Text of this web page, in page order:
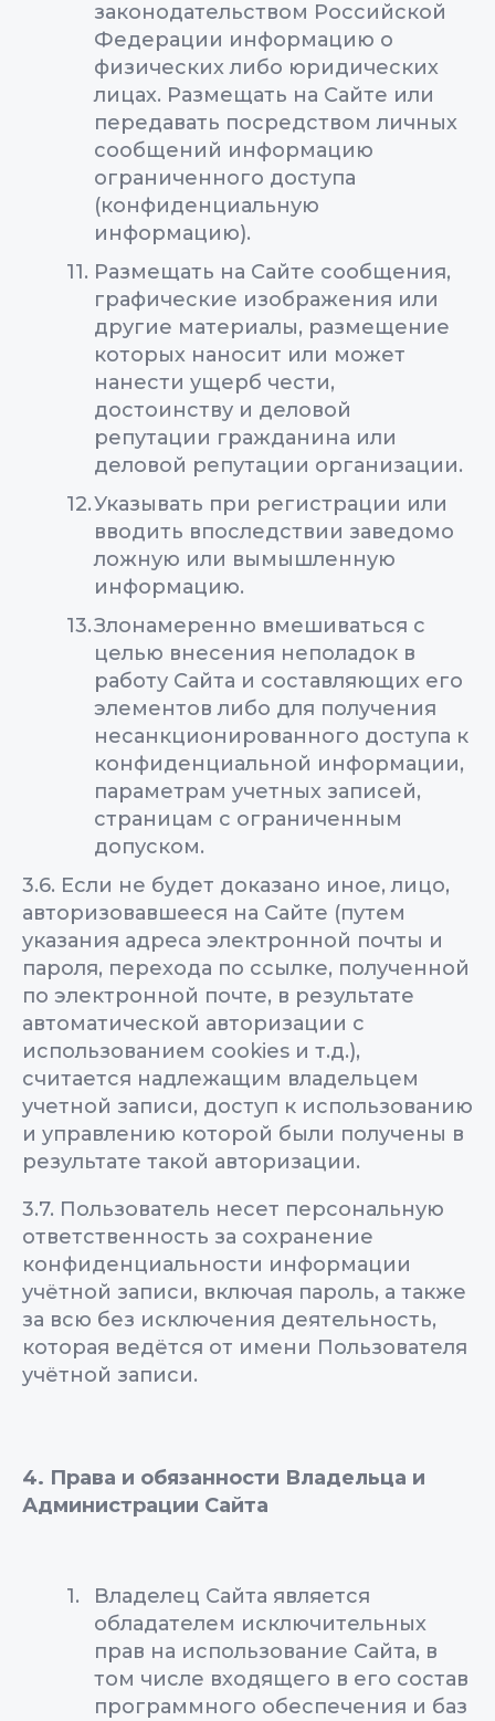
законодательством Российской
Федерации информацию о
физических либо юридических
лицах. Размещать на Сайте или
передавать посредством личных
сообщений информацию
ограниченного доступа
(конфиденциальную
информацию).
Размещать на Сайте сообщения,
графические изображения или
другие материалы, размещение
которых наносит или может
нанести ущерб чести,
достоинству и деловой
репутации гражданина или
деловой репутации организации.
Указывать при регистрации или
вводить впоследствии заведомо
ложную или вымышленную
информацию.
Злонамеренно вмешиваться с
целью внесения неполадок в
работу Сайта и составляющих его
элементов либо для получения
несанкционированного доступа к
конфиденциальной информации,
параметрам учетных записей,
страницам с ограниченным
допуском.
3.6. Если не будет доказано иное, лицо,
авторизовавшееся на Сайте (путем
указания адреса электронной почты и
пароля, перехода по ссылке, полученной
по электронной почте, в результате
автоматической авторизации с
использованием cookies и т.д.),
считается надлежащим владельцем
учетной записи, доступ к использованию
и управлению которой были получены в
результате такой авторизации.
3.7. Пользователь несет персональную
ответственность за сохранение
конфиденциальности информации
учётной записи, включая пароль, а также
за всю без исключения деятельность,
которая ведётся от имени Пользователя
учётной записи.
4. Права и обязанности Владельца и
Администрации Сайта
Владелец Сайта является
обладателем исключительных
прав на использование Сайта, в
том числе входящего в его состав
программного обеспечения и баз